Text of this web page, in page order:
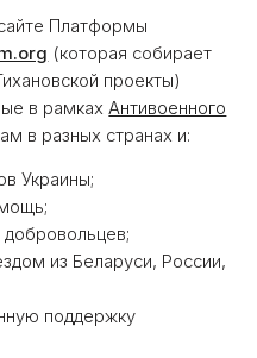
Платформы
(которая собирает
проекты)
в рамкахАнтивоенного
в разных странах и:
Украины;
из Беларуси, России,
поддержку